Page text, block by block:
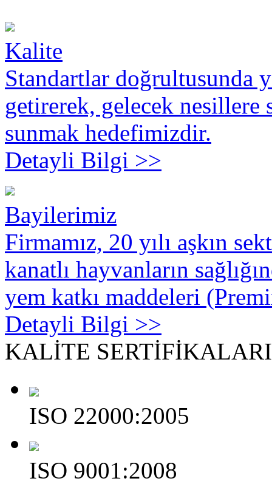
Kalite
Standartlar doğrultusunda
getirerek, gelecek nesillere
sunmak hedefimizdir.
Detayli Bilgi >>
Bayilerimiz
Firmamız, 20 yılı aşkın
kanatlı hayvanların
yem katkı maddeleri
Detayli Bilgi >>
KALİTE
ISO 22000:2005
ISO 9001:2008